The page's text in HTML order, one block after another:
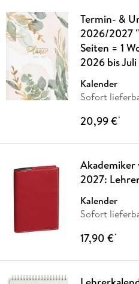
Termin- &
2026/2027
Seiten = 1
2026 bis
Kalender
Sofort
20,99 €*
Akademiker
2027:
Kalender
Sofort
17,90 €*